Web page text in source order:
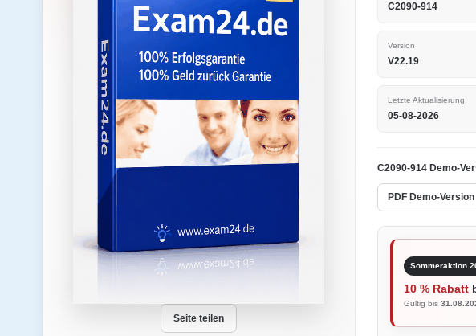
Seite teilen
C2090-914
Version
V22.19
Letzte Aktualisierung
05-08-2026
C2090-914 Demo-
PDF Demo-Version
Sommeraktion
10 % Rabatt
Gültig bis